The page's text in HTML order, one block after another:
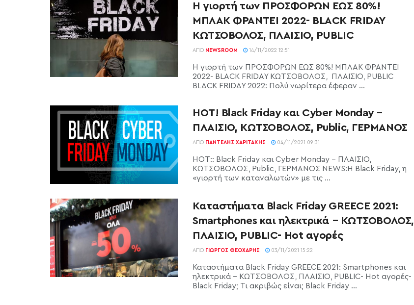
Η γιορτή των ΠΡΟΣΦΟΡΩΝ ΕΩΣ 80%!
ΜΠΛΑΚ ΦΡΑΝΤΕΙ 2022- BLACK FRIDAY
ΚΩΤΣΟΒΟΛΟΣ, ΠΛΑΙΣΙΟ, PUBLIC
ΑΠΌ NEWSROOM 14/11/2022 12:51
Η γιορτή των ΠΡΟΣΦΟΡΩΝ ΕΩΣ 80%! ΜΠΛΑΚ ΦΡΑΝΤΕΙ
2022- BLACK FRIDAY ΚΩΤΣΟΒΟΛΟΣ, ΠΛΑΙΣΙΟ, PUBLIC
BLACK FRIDAY 2022: Πολύ νωρίτερα έφεραν ...
HOT! Black Friday και Cyber Monday –
ΠΛΑΙΣΙΟ, ΚΩΤΣΟΒΟΛΟΣ, Public, ΓΕΡΜΑΝΟΣ
ΑΠΌ ΠΑΝΤΕΛΉΣ ΧΑΡΙΤΆΚΗΣ 04/11/2021 09:31
HOT:: Black Friday και Cyber Monday - ΠΛΑΙΣΙΟ,
ΚΩΤΣΟΒΟΛΟΣ, Public, ΓΕΡΜΑΝΟΣ NEWS:Η Black Friday, η
«γιορτή των καταναλωτών» με τις ...
Καταστήματα Black Friday GREECE 2021:
Smartphones και ηλεκτρικά – ΚΩΤΣΟΒΟΛΟΣ,
ΠΛΑΙΣΙΟ, PUBLIC- Hot αγορές
ΑΠΌ ΓΙΏΡΓΟΣ ΘΕΟΧΆΡΗΣ 03/11/2021 15:22
Καταστήματα Black Friday GREECE 2021: Smartphones και
ηλεκτρικά - ΚΩΤΣΟΒΟΛΟΣ, ΠΛΑΙΣΙΟ, PUBLIC- Hot αγορές-
Black Friday; Τι ακριβώς είναι; Black Friday ...